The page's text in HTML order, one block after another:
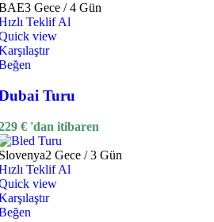
3 Gece / 4 Gün
Teklif Al
view
Turu
€ 'dan itibaren
2 Gece / 3 Gün
Teklif Al
view